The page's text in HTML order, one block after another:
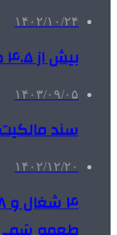
۱۴۰۲/۱۰/۲۴
بیش از ۴.۵ میلیون ایرانی «علی» نام دارند
۱۴۰۳/۰۹/۰۵
سند
۱۴۰۲/۱۲/۲۰